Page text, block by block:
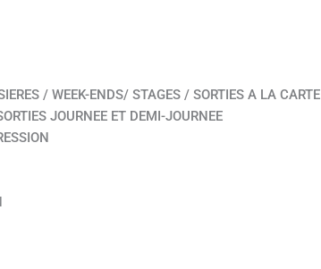
/ WEEK-ENDS/ STAGES / SORTIES A LA CARTE
JOURNEE ET DEMI-JOURNEE